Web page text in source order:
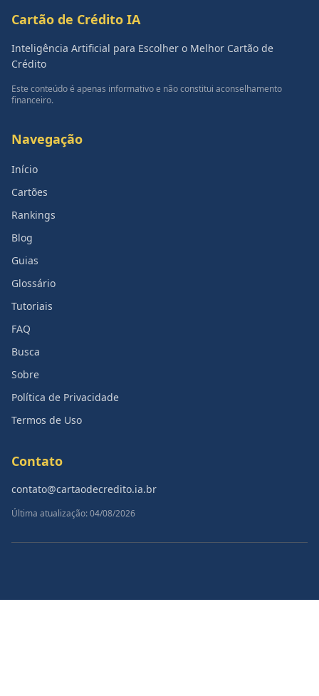
Cartão de Crédito IA
Inteligência Artificial para Escolher o Melhor Cartão de
Crédito
Este conteúdo é apenas informativo e não constitui aconselhamento
financeiro.
Navegação
Início
Cartões
Rankings
Blog
Guias
Glossário
Tutoriais
FAQ
Busca
Sobre
Política de Privacidade
Termos de Uso
Contato
contato@cartaodecredito.ia.br
Última atualização: 04/08/2026